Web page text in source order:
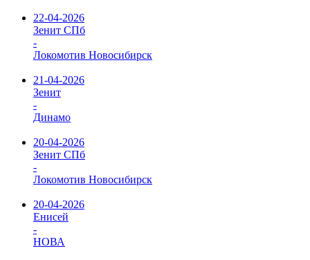
22-04-2026
Зенит СПб
-
Локомотив Новосибирск
21-04-2026
Зенит
-
Динамо
20-04-2026
Зенит СПб
-
Локомотив Новосибирск
20-04-2026
Енисей
-
НОВА